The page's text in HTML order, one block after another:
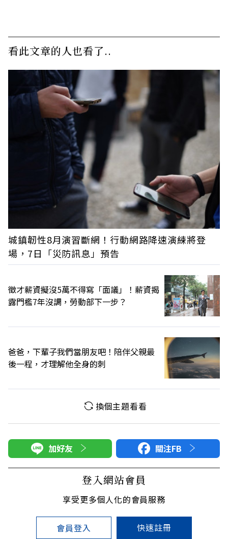
看此文章的人也看了..
城鎮韌性8月演習斷網！行動網路降速演練將登
場，7日「災防訊息」預告
徵才薪資擬沒5萬不得寫「面議」！薪資揭
露門檻7年沒調，勞動部下一步？
爸爸，下輩子我們當朋友吧！陪伴父親最
後一程，才理解他全身的刺
換個主題看看
加好友 關注FB
登入網站會員
享受更多個人化的會員服務
會員登入 快速註冊